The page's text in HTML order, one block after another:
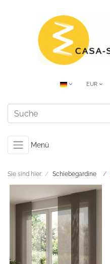
EUR
Menü
Sie sind hier: Schiebegardine